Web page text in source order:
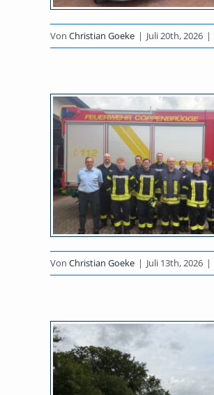
Von Christian Goeke | Juli 20th, 2026 |
Von Christian Goeke | Juli 13th, 2026 |